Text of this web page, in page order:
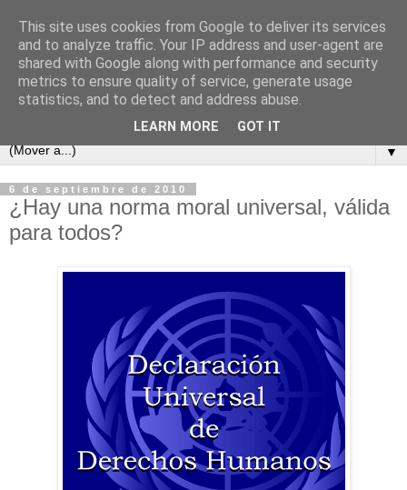
▼
6 de septiembre de 2010
¿Hay una norma moral universal, válida
para todos?
This site uses cookies from Google to deliver its services
and to analyze traffic. Your IP address and user-agent are
shared with Google along with performance and security
metrics to ensure quality of service, generate usage
statistics, and to detect and address abuse.
LEARN MORE GOT IT